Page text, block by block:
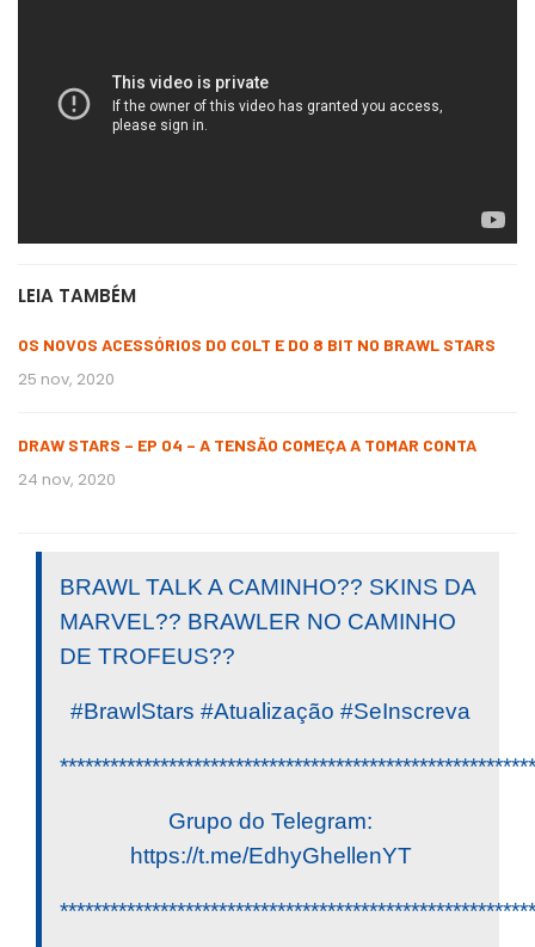
LEIA TAMBÉM
OS NOVOS ACESSÓRIOS DO COLT E DO 8 BIT NO BRAWL STARS
25 nov, 2020
DRAW STARS – EP 04 – A TENSÃO COMEÇA A TOMAR CONTA
24 nov, 2020
BRAWL TALK A CAMINHO?? SKINS DA
MARVEL?? BRAWLER NO CAMINHO
DE TROFEUS??
#BrawlStars #Atualização #SeInscreva
Grupo do Telegram:
https://t.me/EdhyGhellenYT